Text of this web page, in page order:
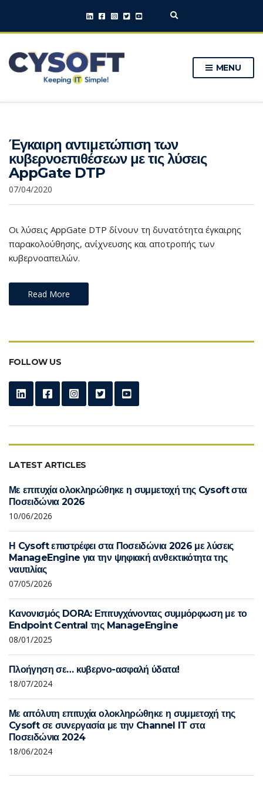
E
p
a
f
o
r
MENU
Έγκαιρη αντιμετώπιση των
κυβερνοεπιθέσεων με τις λύσεις
AppGate DTP
07/04/2020
Οι λύσεις AppGate DTP δίνουν τη δυνατότητα έγκαιρης
παρακολούθησης, ανίχνευσης και αποτροπής των
κυβερνοαπειλών.
Read More
FOLLOW US
LATEST ARTICLES
Με επιτυχία ολοκληρώθηκε η συμμετοχή της Cysoft στα
Ποσειδώνια 2026
10/06/2026
Η Cysoft επιστρέφει στα Ποσειδώνια 2026 με λύσεις
ManageEngine για την ψηφιακή ανθεκτικότητα της
ναυτιλίας
07/05/2026
Κανονισμός DORA: Επιτυγχάνοντας συμμόρφωση με το
Endpoint Central της ManageEngine
08/01/2025
Πλοήγηση σε… κυβερνο-ασφαλή ύδατα!
18/07/2024
Με απόλυτη επιτυχία ολοκληρώθηκε η συμμετοχή της
Cysoft σε συνεργασία με την Channel IT στα
Ποσειδώνια 2024
18/06/2024